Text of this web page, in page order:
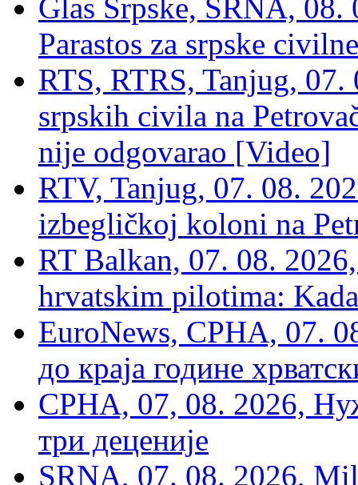
Glas Srpske, SRNA,
Parastos za srpske
RTS, RTRS, Tanjug,
srpskih civila na
nije odgovarao [Video]
RTV, Tanjug, 07. 08.
izbegličkoj koloni na
RT Balkan, 07. 08.
hrvatskim pilotima:
EuroNews, СРНА, 07.
до краја године
СРНА, 07, 08. 2026,
три деценије
SRNA, 07. 08. 2026,